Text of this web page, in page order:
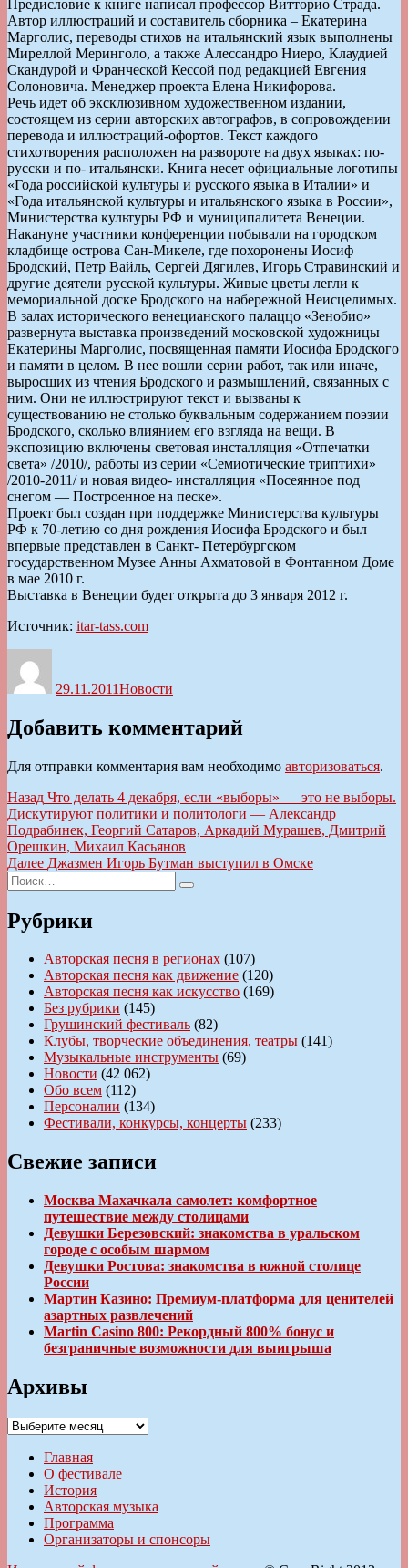
Предисловие к книге написал профессор Витторио Страда.
Автор иллюстраций и составитель сборника – Екатерина
Марголис, переводы стихов на итальянский язык выполнены
Миреллой Меринголо, а также Алессандро Ниеро, Клаудией
Скандурой и Франческой Кессой под редакцией Евгения
Солоновича. Менеджер проекта Елена Никифорова.
Речь идет об эксклюзивном художественном издании,
состоящем из серии авторских автографов, в сопровождении
перевода и иллюстраций-офортов. Текст каждого
стихотворения расположен на развороте на двух языках: по-
русски и по- итальянски. Книга несет официальные логотипы
«Года российской культуры и русского языка в Италии» и
«Года итальянской культуры и итальянского языка в России»,
Министерства культуры РФ и муниципалитета Венеции.
Накануне участники конференции побывали на городском
кладбище острова Сан-Микеле, где похоронены Иосиф
Бродский, Петр Вайль, Сергей Дягилев, Игорь Стравинский и
другие деятели русской культуры. Живые цветы легли к
мемориальной доске Бродского на набережной Неисцелимых.
В залах исторического венецианского палаццо «Зенобио»
развернута выставка произведений московской художницы
Екатерины Марголис, посвященная памяти Иосифа Бродского
и памяти в целом. В нее вошли серии работ, так или иначе,
выросших из чтения Бродского и размышлений, связанных с
ним. Они не иллюстрируют текст и вызваны к
существованию не столько буквальным содержанием поэзии
Бродского, сколько влиянием его взгляда на вещи. В
экспозицию включены световая инсталляция «Отпечатки
света» /2010/, работы из серии «Семиотические триптихи»
/2010-2011/ и новая видео- инсталляция «Посеянное под
снегом — Построенное на песке».
Проект был создан при поддержке Министерства культуры
РФ к 70-летию со дня рождения Иосифа Бродского и был
впервые представлен в Санкт- Петербургском
государственном Музее Анны Ахматовой в Фонтанном Доме
в мае 2010 г.
Выставка в Венеции будет открыта до 3 января 2012 г.
Источник: itar-tass.com
29.11.2011Новости
Добавить комментарий
Для отправки комментария вам необходимо авторизоваться.
Навигация
по
записям
Назад Предыдущая
запись:
Что делать 4 декабря, если «выборы» — это не выборы.
Дискутируют политики и политологи — Александр
Подрабинек, Георгий Сатаров, Аркадий Мурашев, Дмитрий
Орешкин, Михаил Касьянов
Далее Следующая
Джазмен Игорь Бутман выступил в Омске
Искать:
Поиск
Рубрики
Авторская песня в регионах (107)
Авторская песня как движение (120)
Авторская песня как искусство (169)
Без рубрики (145)
Грушинский фестиваль (82)
Клубы, творческие объединения, театры (141)
Музыкальные инструменты (69)
Новости (42 062)
Обо всем (112)
Персоналии (134)
Фестивали, конкурсы, концерты (233)
Свежие записи
Москва Махачкала самолет: комфортное
путешествие между столицами
Девушки Березовский: знакомства в уральском
городе с особым шармом
Девушки Ростова: знакомства в южной столице
России
Мартин Казино: Премиум-платформа для ценителей
азартных развлечений
Martin Casino 800: Рекордный 800% бонус и
безграничные возможности для выигрыша
Архивы
Архивы
Главная
О фестивале
История
Авторская музыка
Программа
Организаторы и спонсоры